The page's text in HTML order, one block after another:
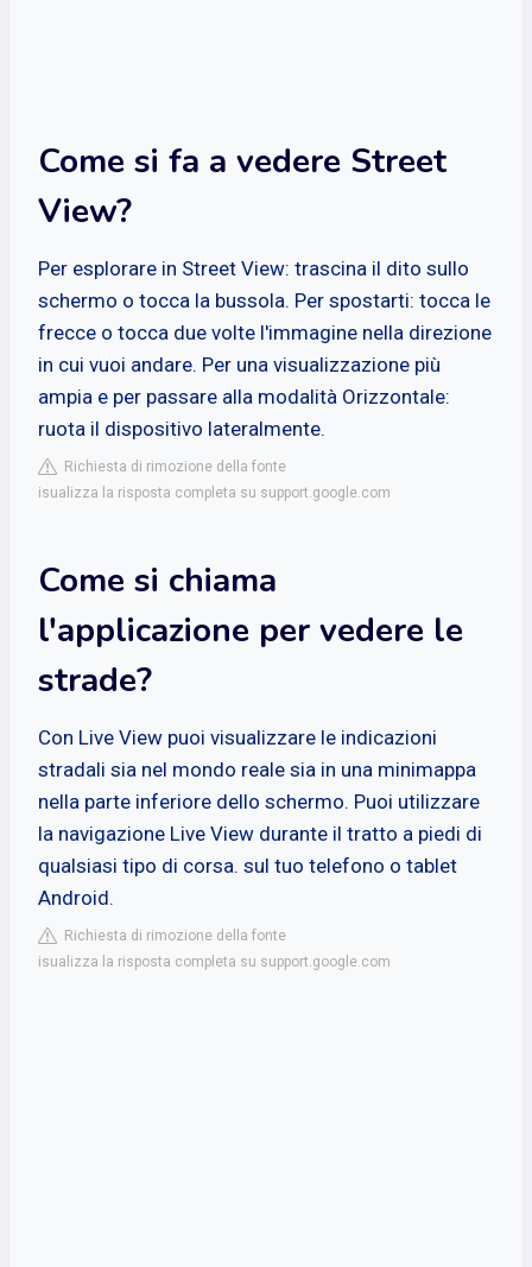
Come si fa a vedere Street
View?
Per esplorare in Street View: trascina il dito sullo
schermo o tocca la bussola. Per spostarti: tocca le
frecce o tocca due volte l'immagine nella direzione
in cui vuoi andare. Per una visualizzazione più
ampia e per passare alla modalità Orizzontale:
ruota il dispositivo lateralmente.
Richiesta di rimozione della fonte
isualizza la risposta completa su support.google.com
Come si chiama
l'applicazione per vedere le
strade?
Con Live View puoi visualizzare le indicazioni
stradali sia nel mondo reale sia in una minimappa
nella parte inferiore dello schermo. Puoi utilizzare
la navigazione Live View durante il tratto a piedi di
qualsiasi tipo di corsa. sul tuo telefono o tablet
Android.
Richiesta di rimozione della fonte
isualizza la risposta completa su support.google.com